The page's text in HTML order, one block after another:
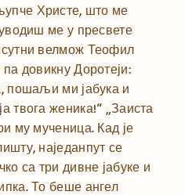
Христе, што ме
ме у пресвете
велмож Теофил
довикну Доротеји:
пошаљи ми јабука и
твога женика!“ „Заиста
му мученица. Кад је
наједанпут се
са три дивне јабуке и
То беше ангел